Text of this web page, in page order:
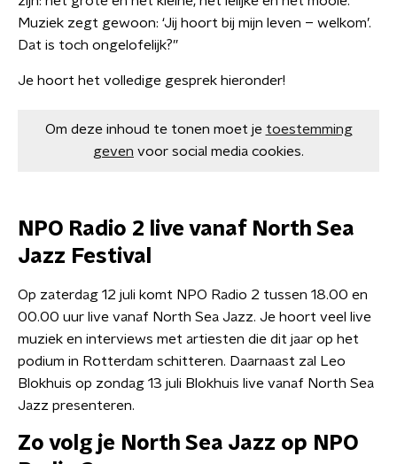
Muziek zegt gewoon: ‘Jij hoort bij mijn leven – welkom’.
Dat is toch ongelofelijk?”
Je hoort het volledige gesprek hieronder!
Om deze inhoud te tonen moet je toestemming
geven voor social media cookies.
NPO Radio 2 live vanaf North Sea
Jazz Festival
Op zaterdag 12 juli komt NPO Radio 2 tussen 18.00 en
00.00 uur live vanaf North Sea Jazz. Je hoort veel live
muziek en interviews met artiesten die dit jaar op het
podium in Rotterdam schitteren. Daarnaast zal Leo
Blokhuis op zondag 13 juli Blokhuis live vanaf North Sea
Jazz presenteren.
Zo volg je North Sea Jazz op NPO